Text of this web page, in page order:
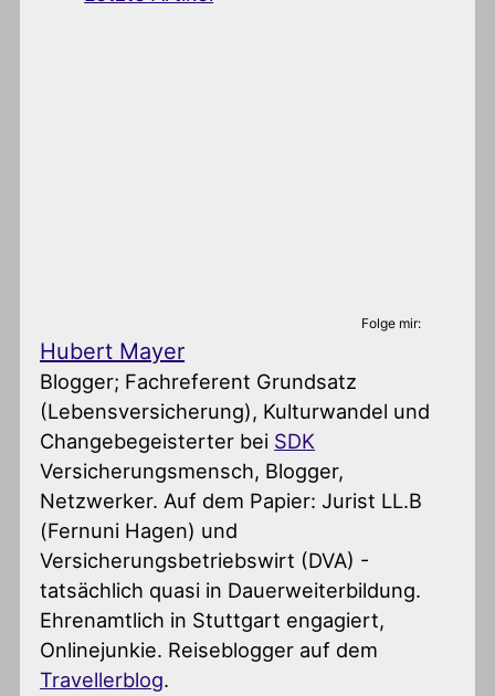
Folge mir:
Hubert Mayer
Blogger; Fachreferent Grundsatz
(Lebensversicherung), Kulturwandel und
Changebegeisterter bei SDK
Versicherungsmensch, Blogger,
Netzwerker. Auf dem Papier: Jurist LL.B
(Fernuni Hagen) und
Versicherungsbetriebswirt (DVA) -
tatsächlich quasi in Dauerweiterbildung.
Ehrenamtlich in Stuttgart engagiert,
Onlinejunkie. Reiseblogger auf dem
Travellerblog.